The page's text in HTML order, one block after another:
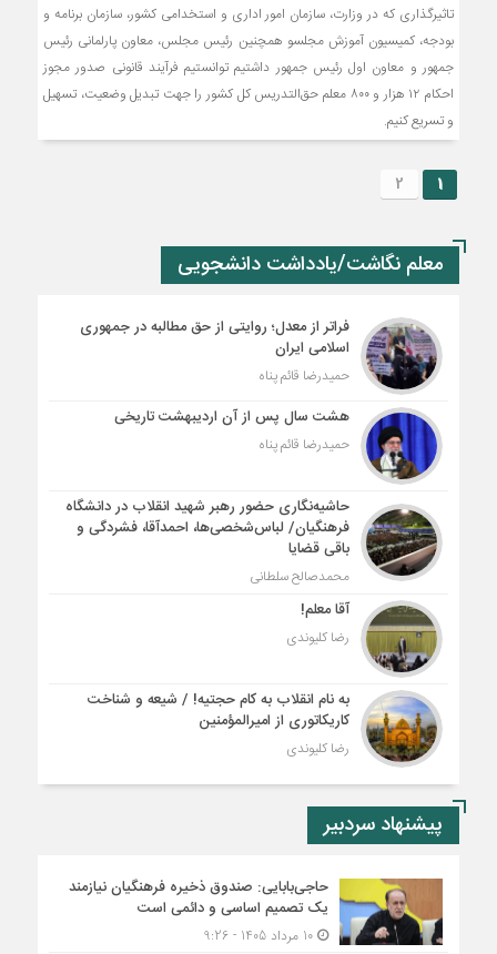
تاثیرگذاری که در وزارت، سازمان امور اداری و استخدامی کشور، سازمان برنامه و
بودجه، کمیسیون آموزش مجلسو همچنین رئیس مجلس، معاون پارلمانی رئیس
جمهور و معاون اول رئیس جمهور داشتیم توانستیم فرآیند قانونی صدور مجوز
احکام ۱۲ هزار و ۸۰۰ معلم حق‌التدریس کل کشور را جهت تبدیل وضعیت، تسهیل
و تسریع کنیم.
1
2
معلم نگاشت/یادداشت دانشجویی
فراتر از معدل؛ روایتی از حق مطالبه در جمهوری
اسلامی ایران
حمیدرضا قائم پناه
هشت سال پس از آن اردیبهشت تاریخی
حمیدرضا قائم پناه
حاشیه‌نگاری حضور رهبر شهید انقلاب در دانشگاه
فرهنگیان/ لباس‌شخصی‌ها، احمدآقا، فشردگی و
باقی قضایا
محمدصالح سلطانی
آقا معلم!
رضا کلیوندی
به نام انقلاب به کام حجتیه! / شیعه و شناخت
کاریکاتوری از امیرالمؤمنین
رضا کلیوندی
پیشنهاد سردبیر
حاجی‌بابایی: صندوق ذخیره فرهنگیان نیازمند
یک تصمیم اساسی و دائمی است
10 مرداد 1405 - 9:26